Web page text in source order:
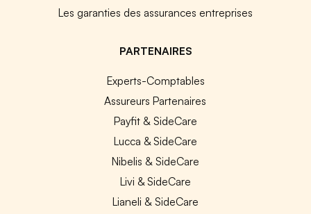
Les garanties des assurances entreprises
PARTENAIRES
Experts-Comptables
Assureurs Partenaires
Payfit & SideCare
Lucca & SideCare
Nibelis & SideCare
Livi & SideCare
Lianeli & SideCare